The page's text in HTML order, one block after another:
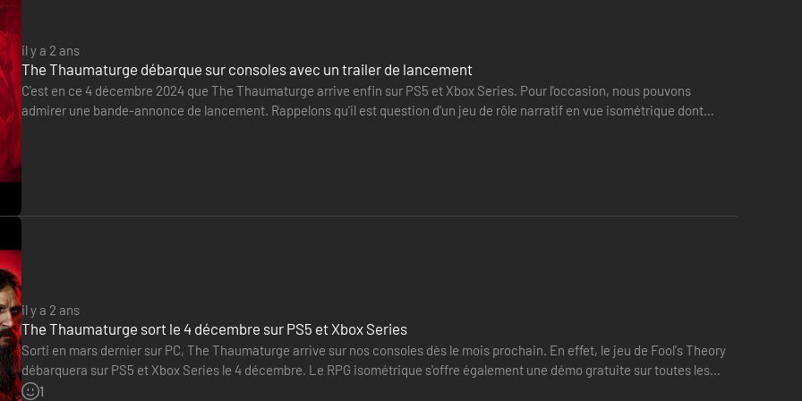
démons pour déclencher des attaques puissantes ou obtenir des avantages stratégiques.
dont les habitants viennent de tous les horizons. Parmi eux, vous rencontrerez des figures historiques comme le moine
une galerie de personnages liés au passé trouble de Wiktor, comme sa sœur Ligia, bien expérimentée, ou Abaurcy, un
il y a 2 ans
The Thaumaturge débarque sur consoles avec un trailer de lancement
C'est en ce 4 décembre 2024 que The Thaumaturge arrive enfin sur PS5 et Xbox Series. Pour l'occasion, nous pouvons
admirer une bande-annonce de lancement. Rappelons qu'il est question d'un jeu de rôle narratif en vue isométrique dont
il y a 2 ans
The Thaumaturge sort le 4 décembre sur PS5 et Xbox Series
Sorti en mars dernier sur PC, The Thaumaturge arrive sur nos consoles dès le mois prochain. En effet, le jeu de Fool's Theory
débarquera sur PS5 et Xbox Series le 4 décembre. Le RPG isométrique s'offre également une démo gratuite sur toutes les
plateformes.
1